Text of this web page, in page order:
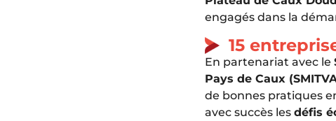
engagés dans la
15
En partenariat avec le
Pays de Caux
de bonnes pratiques
avec succès les défis